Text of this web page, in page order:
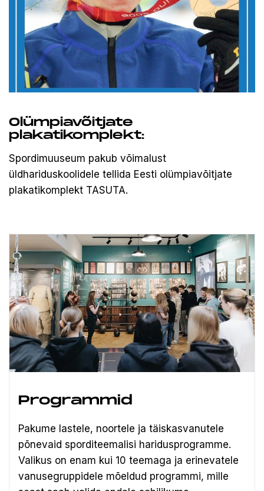
Olümpiavõitjate
plakatikomplekt:
Spordimuuseum pakub võimalust
üldhariduskoolidele tellida Eesti olümpiavõitjate
plakatikomplekt TASUTA.
Programmid
Pakume lastele, noortele ja täiskasvanutele
põnevaid sporditeemalisi haridusprogramme.
Valikus on enam kui 10 teemaga ja erinevatele
vanusegruppidele mõeldud programmi, mille